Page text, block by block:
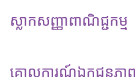
ស្លាកសញ្ញាពាណិជ្ជកម្ម
គោលការណ៍​ឯកជនភាព